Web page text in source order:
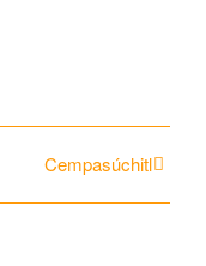
Cempasúchitl